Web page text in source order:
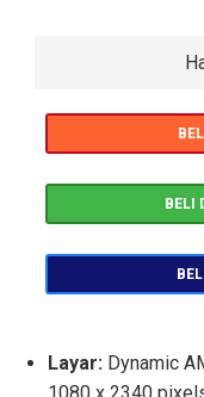
BELI
Layar: Dynamic